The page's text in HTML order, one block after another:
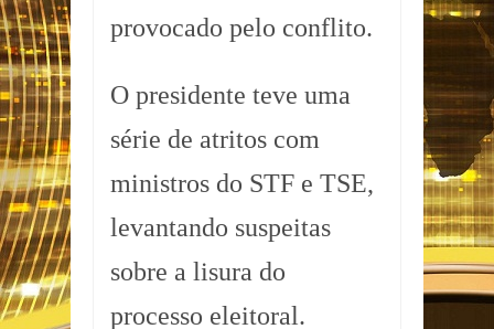
provocado pelo conflito.
O presidente teve uma
série de atritos com
ministros do STF e TSE,
levantando suspeitas
sobre a lisura do
processo eleitoral.